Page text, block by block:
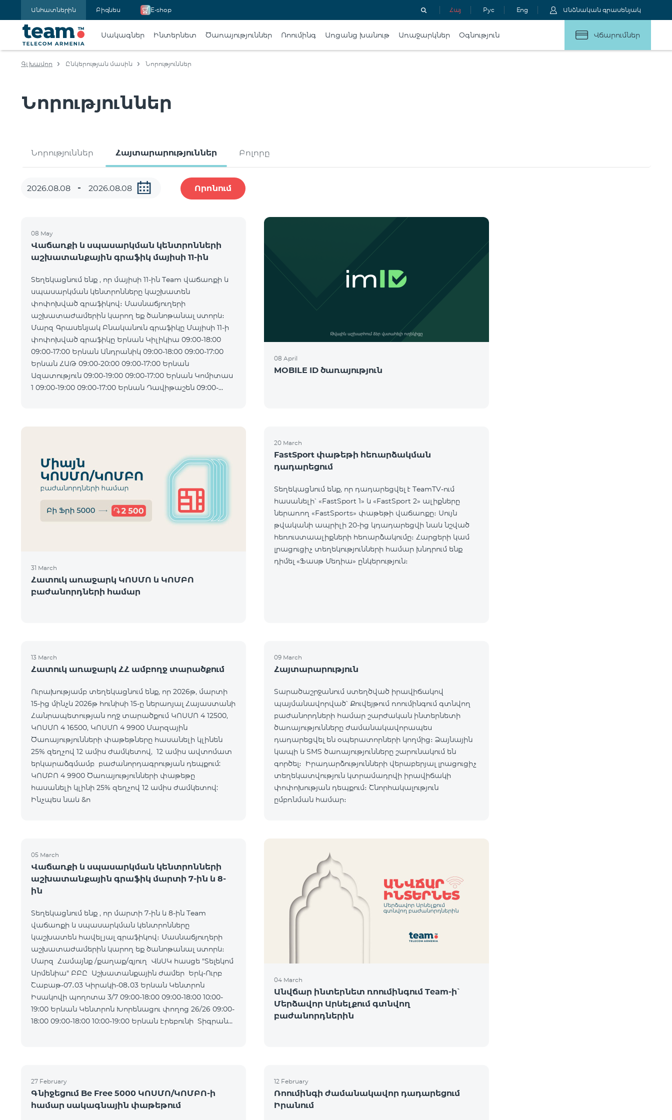
Անհատներին Բիզնես E-shop Հայ Рус Eng Անձնական գրասենյակ
Սակագներ Ինտերնետ Ծառայություններ Ռոումինգ Առցանց խանութ Առաջարկներ Օգնություն Վճարումներ
Գլխավոր Ընկերության մասին Նորություններ
Նորություններ
Նորություններ Հայտարարություններ Բոլորը
Որոնում
08 May
Վաճառքի և սպասարկման կենտրոնների
աշխատանքային գրաֆիկ մայիսի 11-ին
Տեղեկացնում ենք , որ մայիսի 11-ին Team վաճառքի և
սպասարկման կենտրոնները կաշխատեն
փոփոխված գրաֆիկով։ Մասնաճյուղերի
աշխատաժամերին կարող եք ծանոթանալ ստորև։
Մարզ Գրասենյակ Բնականուն գրաֆիկը Մայիսի 11-ի
փոփոխված գրաֆիկը Երևան Կիլիկիա 09:00-18:00
09:00-17:00 Երևան Անդրանիկ 09:00-18:00 09:00-17:00
Երևան ՀԱԹ 09:00-20:00 09:00-17:00 Երևան
Ազատություն 09:00-19:00 09:00-17:00 Երևան Կոմիտաս
1 09:00-19:00 09:00-17:00 Երևան Դավիթաշեն 09:00-
08 April
MOBILE ID ծառայություն
31 March
Հատուկ առաջարկ ԿՈՍՄՈ և ԿՈՄԲՈ
բաժանորդների համար
20 March
FastSport փաթեթի հեռարձակման
դադարեցում
Տեղեկացնում ենք, որ դադարեցվել է TeamTV-ում
հասանելի՝ «FastSport 1» և «FastSport 2» ալիքները
ներառող «FastSports» փաթեթի վաճառքը։ Սույն
թվականի ապրիլի 20-ից կդադարեցվի նաև նշված
հեռուստաալիքների հեռարձակումը։ Հարցերի կամ
լրացուցիչ տեղեկությունների համար խնդրում ենք
դիմել «Ֆասթ Մեդիա» ընկերություն։
13 March
Հատուկ առաջարկ ՀՀ ամբողջ տարածքում
Ուրախությամբ տեղեկացնում ենք, որ 2026թ, մարտի
15-ից մինչև 2026թ հունիսի 15-ը ներառյալ Հայաստանի
Հանրապետության ողջ տարածքում ԿՈՍՄՈ 4 12500,
ԿՈՍՄՈ 4 16500, ԿՈՍՄՈ 4 9900 Մարզային
Ծառայությունների փաթեթները հասանելի կլինեն
25% զեղչով 12 ամիս ժամկետով, 12 ամիս ավտոմատ
երկարաձգմամբ բաժանորդագրության դեպքում:
ԿՈՄԲՈ 4 9900 Ծառայությունների փաթեթը
հասանելի կլինի 25% զեղչով 12 ամիս ժամկետով:
Ինչպես նաև &n
09 March
Հայտարարություն
Տարածաշրջանում ստեղծված իրավիճակով
պայմանավորված՝ Քուվեյթում ռոումինգում գտնվող
բաժանորդների համար շարժական ինտերնետի
ծառայությունները ժամանակավորապես
դադարեցվել են օպերատորների կողմից։ Ձայնային
կապի և SMS ծառայությունները շարունակում են
գործել։ Իրադարձությունների վերաբերյալ լրացուցիչ
տեղեկատվություն կտրամադրվի իրավիճակի
փոփոխության դեպքում։ Շնորհակալություն
ըմբռնման համար։
05 March
Վաճառքի և սպասարկման կենտրոնների
աշխատանքային գրաֆիկ մարտի 7-ին և 8-
ին
Տեղեկացնում ենք , որ մարտի 7-ին և 8-ին Team
վաճառքի և սպասարկման կենտրոնները
կաշխատեն հավելյալ գրաֆիկով։ Մասնաճյուղերի
աշխատաժամերին կարող եք ծանոթանալ ստորև։
Մարզ Համայնք /քաղաք/գյուղ ՎևՍԿ հասցե "Տելեկոմ
Արմենիա" ԲԲԸ Աշխատանքային ժամեր Երկ-Ուրբ
Շաբաթ-07․03 Կիրակի-08․03 Երևան Կենտրոն
Իսակովի պողոտա 3/7 09:00-18:00 09:00-18:00 10:00-
19:00 Երևան Կենտրոն Խորենացու փողոց 26/26 09:00-
18:00 09:00-18:00 10:00-19:00 Երևան Էրեբունի Տիգրան
04 March
Անվճար ինտերնետ ռոումինգում Team-ի՝
Մերձավոր Արևելքում գտնվող
բաժանորդներին
27 February
Գնիջեցում Be Free 5000 ԿՈՍՄՈ/ԿՈՄԲՈ-ի
համար սակագնային փաթեթում
12 February
Ռոումինգի ժամանակավոր դադարեցում
Իրանում